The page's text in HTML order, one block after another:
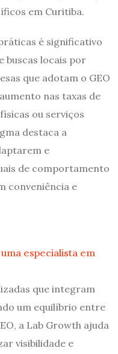
em Curitiba.
é significativo
buscas locais por
que adotam o GEO
nas taxas de
ou serviços
destaca a
e
de comportamento
conveniência e
especialista em
que integram
um equilíbrio entre
a Lab Growth ajuda
visibilidade e